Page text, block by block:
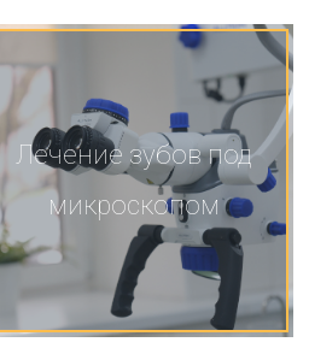
Лечение зубов под
микроскопом